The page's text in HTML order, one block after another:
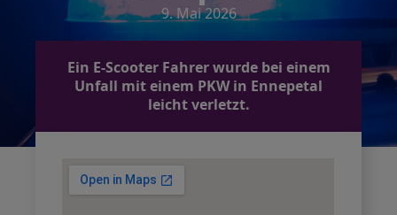
9. Mai 2026
Ein E-Scooter Fahrer wurde bei einem
Unfall mit einem PKW in Ennepetal
leicht verletzt.